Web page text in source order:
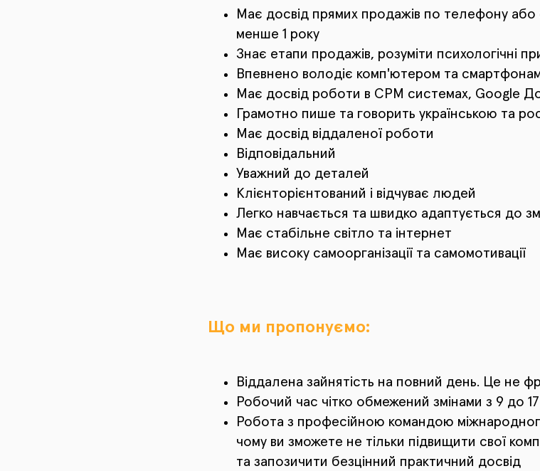
Має досвід прямих продажів по телефону
менше 1 року
Знає етапи продажів, розуміти психологічні
Впевнено володіє комп'ютером та
Має досвід роботи в СРМ системах, Google
Грамотно пише та говорить українською та
Має досвід віддаленої роботи
Відповідальний
Уважний до деталей
Клієнторієнтований і відчуває людей
Легко навчається та швидко адаптується до
Має стабільне світло та інтернет
Має високу самоорганізації та самомотивації
Що ми пропонуємо:
Віддалена зайнятість на повний день. Це не
Робочий час чітко обмежений змінами з 9 до 17
Робота з професійною командою
чому ви зможете не тільки підвищити свої
та запозичити безцінний практичний досвід